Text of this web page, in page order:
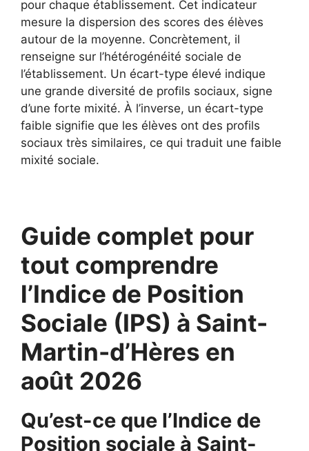
pour chaque établissement. Cet indicateur
mesure la dispersion des scores des élèves
autour de la moyenne. Concrètement, il
renseigne sur l’hétérogénéité sociale de
l’établissement. Un écart-type élevé indique
une grande diversité de profils sociaux, signe
d’une forte mixité. À l’inverse, un écart-type
faible signifie que les élèves ont des profils
sociaux très similaires, ce qui traduit une faible
mixité sociale.
Guide complet pour
tout comprendre
l’Indice de Position
Sociale (IPS) à Saint-
Martin-d’Hères en
août 2026
Qu’est-ce que l’Indice de
Position sociale à Saint-